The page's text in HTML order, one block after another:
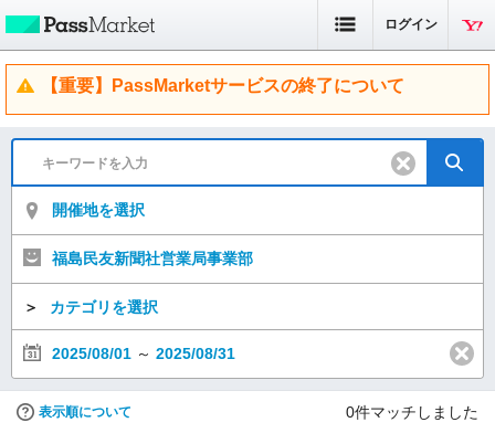
ログイン
【重要】PassMarketサービスの終了について
開催地を選択
福島民友新聞社営業局事業部
＞ カテゴリを選択
2025/08/01 ～ 2025/08/31
表示順について 0件マッチしました